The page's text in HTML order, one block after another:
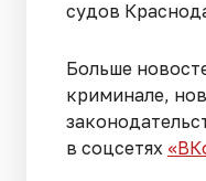
судов
Больше
криминале,
в соцсетях